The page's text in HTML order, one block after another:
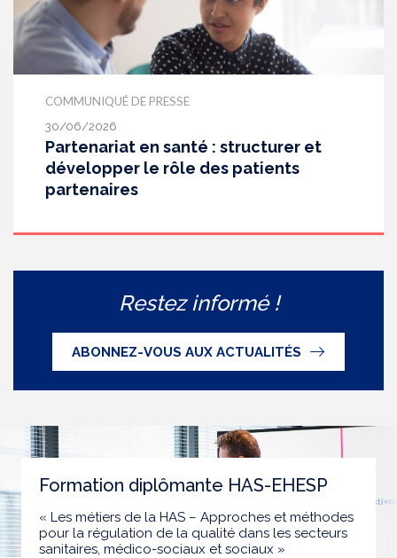
COMMUNIQUÉ DE PRESSE
30/06/2026
Partenariat en santé : structurer et
développer le rôle des patients
partenaires
Restez informé !
ABONNEZ-VOUS AUX ACTUALITÉS
Formation diplômante HAS-EHESP
« Les métiers de la HAS – Approches et méthodes
pour la régulation de la qualité dans les secteurs
sanitaires, médico-sociaux et sociaux »